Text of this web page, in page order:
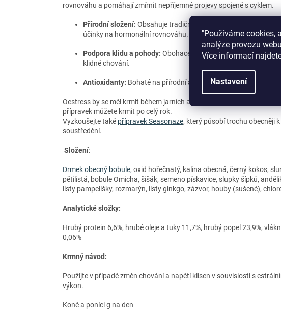
"Používáme cookies,
analýze provozu
Více informací
Nastavení
rovnováhu a pomáhají zmírnit nepříjemné projevy spojené s cyklem.
Přírodní složení: Obsahuje tradiční byliny, jako je chasteberry
účinky na hormonální rovnováhu.
Podpora klidu a pohody: Obohaceno o bio-dostupný hořčík,
klidné chování.
Antioxidanty: Bohaté na přírodní antioxidanty, které podporují
Oestress by se měl krmit během jarních a letních měsíců, dávky lze
přípravek můžete krmit po celý rok.
Vyzkoušejte také přípravek Seasonaze, který působí trochu obecněji
soustředění.
Složení:
Drmek obecný bobule, oxid hořečnatý, kalina obecná, černý kokos,
pětilistá, bobule Omicha, šišák, semeno pískavice, slupky šípků,
listy pampelišky, rozmarýn, listy ginkgo, zázvor, houby (sušené),
Analytické složky:
Hrubý protein 6,6%, hrubé oleje a tuky 11,7%, hrubý popel 23,9%,
0,06%
Krmný návod:
Použijte v případě změn chování a napětí klisen v souvislosti s
výkon.
Koně a poníci g na den